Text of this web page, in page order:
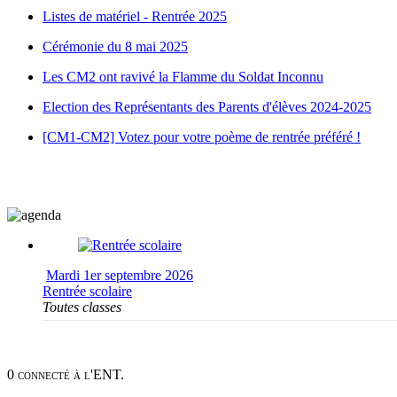
Listes de matériel - Rentrée 2025
Cérémonie du 8 mai 2025
Les CM2 ont ravivé la Flamme du Soldat Inconnu
Election des Représentants des Parents d'élèves 2024-2025
[CM1-CM2] Votez pour votre poème de rentrée préféré !
Mardi 1er septembre 2026
Rentrée scolaire
Toutes classes
0 connecté à l'ENT.